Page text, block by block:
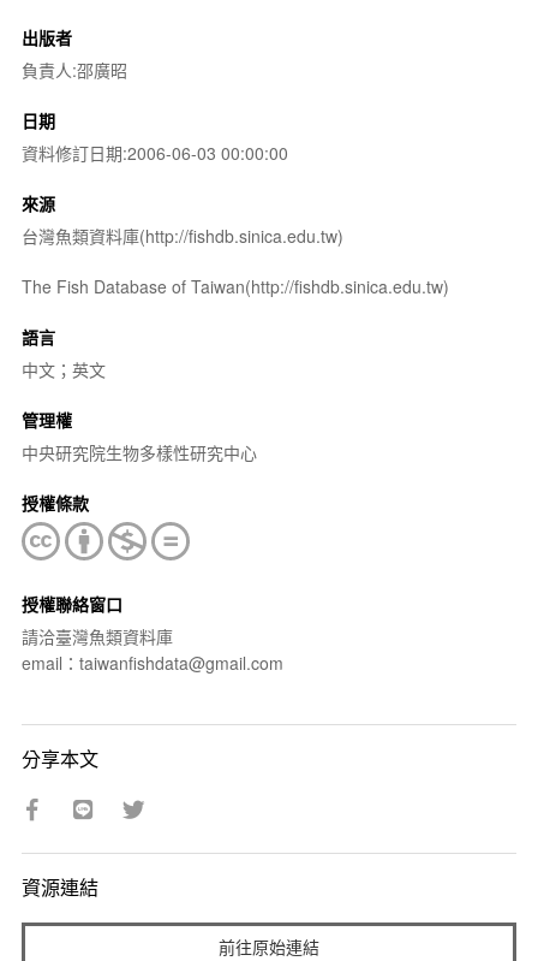
出版者
負責人:邵廣昭
日期
資料修訂日期:2006-06-03 00:00:00
來源
台灣魚類資料庫(http://fishdb.sinica.edu.tw)
The Fish Database of Taiwan(http://fishdb.sinica.edu.tw)
語言
中文；英文
管理權
中央研究院生物多樣性研究中心
授權條款
授權聯絡窗口
請洽臺灣魚類資料庫
email：taiwanfishdata@gmail.com
分享本文
資源連結
前往原始連結